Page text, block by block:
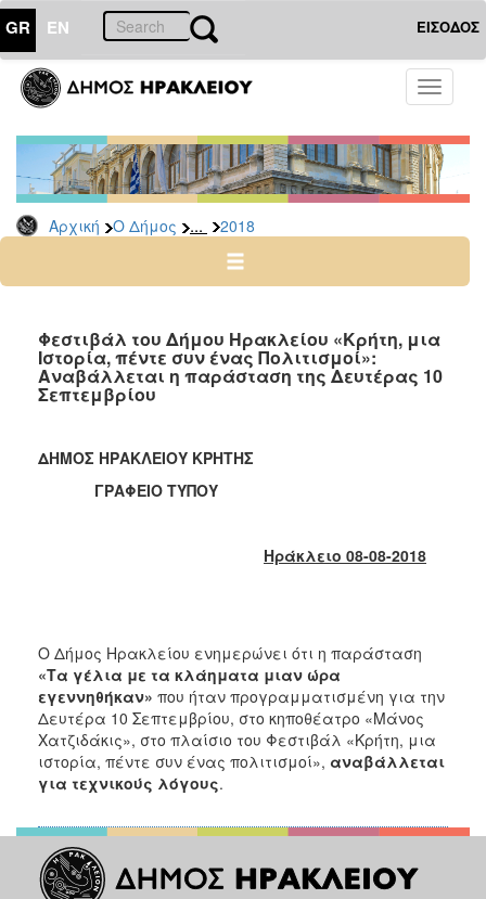
GR EN ΕΙΣΟΔΟΣ
Toggle
Αρχική Ο Δήμος ... 2018
ΔΗΜΟΣ
Δελτία
Τύπου
Αρχείο
2026
2024
2022
2021
2019
2018
2012
2011
2010
2006
ΤΟΠΟΣ
Φεστιβάλ του Δήμου Ηρακλείου «Κρήτη, μια
Ιστορία, πέντε συν ένας Πολιτισμοί»:
Αναβάλλεται η παράσταση της Δευτέρας 10
Σεπτεμβρίου
ΔΗΜΟΣ ΗΡΑΚΛΕΙΟΥ ΚΡΗΤΗΣ
ΓΡΑΦΕΙΟ ΤΥΠΟΥ
Ηράκλειο 08-08-2018
Ο Δήμος Ηρακλείου ενημερώνει ότι η παράσταση
«Τα γέλια με τα κλάηματα μιαν ώρα
εγεννηθήκαν» που ήταν προγραμματισμένη για την
Δευτέρα 10 Σεπτεμβρίου, στο κηποθέατρο «Μάνος
Χατζιδάκις», στο πλαίσιο του Φεστιβάλ «Κρήτη, μια
ιστορία, πέντε συν ένας πολιτισμοί», αναβάλλεται
για τεχνικούς λόγους.